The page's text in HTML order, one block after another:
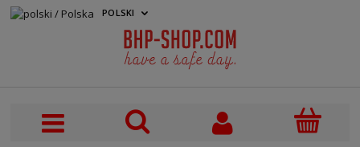
POLSKI